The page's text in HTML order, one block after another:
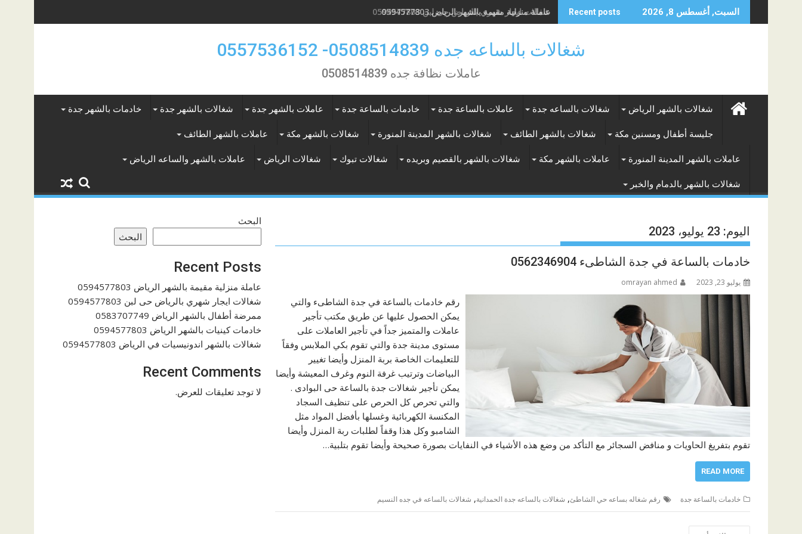
to
السبت, أغسطس 8, 2026 Recent posts عاملة منزلية مقيمة بالشهر الرياض 0594577803
شغالات ايجار شهري بالرياض حى لبن 0594577803
شغالات بالساعه جده 0508514839- 0557536152
عاملات نظافة جده 0508514839
شغالات بالشهر الرياض شغالات بالساعه جدة عاملات بالساعة جدة خادمات بالساعة جدة عاملات بالشهر جدة شغالات بالشهر جدة خادمات بالشهر جدة
جليسة أطفال ومسنين مكة شغالات بالشهر الطائف شغالات بالشهر المدينة المنورة شغالات بالشهر مكة عاملات بالشهر الطائف
عاملات بالشهر المدينة المنورة عاملات بالشهر مكة شغالات بالشهر بالقصيم وبريده شغالات تبوك شغالات الرياض عاملات بالشهر والساعه الرياض
شغالات بالشهر بالدمام والخبر
اليوم: 23 يوليو، 2023
خادمات بالساعة في جدة الشاطىء 0562346904
يوليو 23, 2023 omrayan ahmed
رقم خادمات بالساعة في جدة الشاطىء والتي
يمكن الحصول عليها عن طريق مكتب تأجير
عاملات والمتميز جداً في تأجير العاملات على
مستوى مدينة جدة والتي تقوم بكي الملابس وفقاً
للتعليمات الخاصة بربة المنزل وأيضا تغيير
البياضات وترتيب غرفة النوم وغرف المعيشة وأيضا
يمكن تأجير شغالات جدة بالساعة حى البوادى .
والتي تحرص كل الحرص على تنظيف السجاد
المكنسة الكهربائية وغسلها بأفضل المواد مثل
الشامبو وكل هذا وقفاً لطلبات ربة المنزل وأيضا
تقوم بتفريغ الحاويات و منافض السجائر مع التأكد من وضع هذه الأشياء في النفايات بصورة صحيحة وأيضا تقوم بتلبية…
READ MORE
خادمات بالساعة جدة رقم شغاله بساعه حي الشاطئ, شغالات بالساعه جدة الحمدانية, شغالات بالساعه في جده النسيم
البحث
البحث
Recent Posts
عاملة منزلية مقيمة بالشهر الرياض 0594577803
شغالات ايجار شهري بالرياض حى لبن 0594577803
ممرضة أطفال بالشهر الرياض 0583707749
خادمات كينيات بالشهر الرياض 0594577803
شغالات بالشهر اندونيسيات في الرياض 0594577803
Recent Comments
لا توجد تعليقات للعرض.